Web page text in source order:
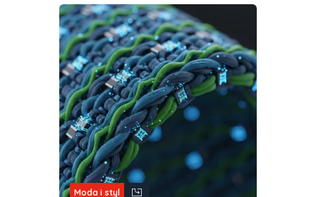
Moda i styl